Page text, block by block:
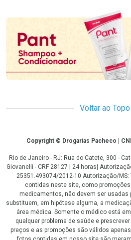
Promoção em
Voltar ao Topo
CopyrightCopyright © Drogarias Pacheco |
Rio de Janeiro - RJ: Rua do Catete, 300 -
Giovanelli - CRF 28127 | 24 horas|
25351.493074/2012-10 Autorização/
contidas neste site, como
medicamentos, não devem ser usadas
substituem, em hipótese alguma, a
área médica. Somente o médico está
qualquer problema de saúde e
preços e as promoções são válidos